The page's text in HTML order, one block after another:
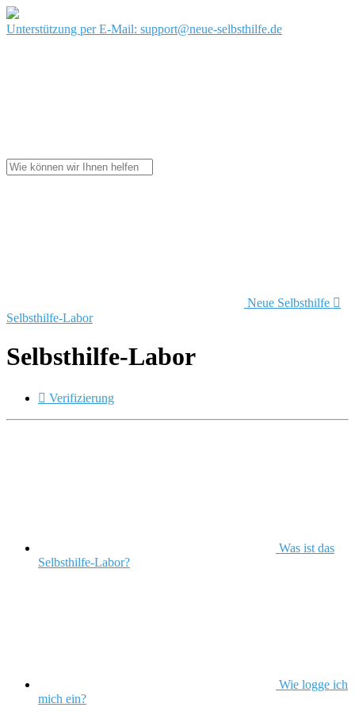
Unterstützung per E-Mail: support@neue-selbsthilfe.de
Neue Selbsthilfe 
Selbsthilfe-Labor
Selbsthilfe-Labor
 Verifizierung
Was ist das
Selbsthilfe-Labor?
Wie logge ich
mich ein?